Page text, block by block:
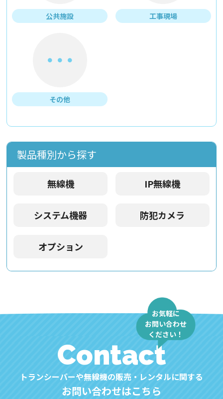
公共施設 工事現場
その他
製品種別から探す
無線機 IP無線機
システム機器 防犯カメラ
オプション
Contact
トランシーバーや無線機の販売・レンタルに関する
お問い合わせはこちら
お気軽に
お問い合わせ
ください！